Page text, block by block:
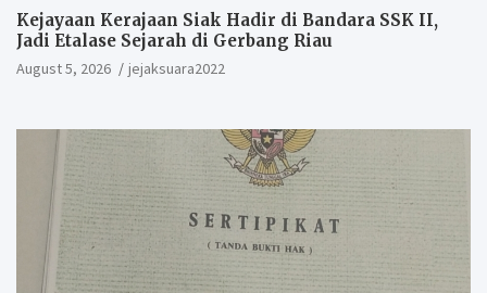
Kejayaan Kerajaan Siak Hadir di Bandara SSK II,
Jadi Etalase Sejarah di Gerbang Riau
August 5, 2026 jejaksuara2022